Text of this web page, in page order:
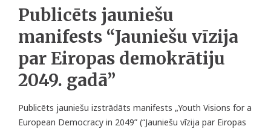
Publicēts jauniešu
manifests “Jauniešu vīzija
par Eiropas demokrātiju
2049. gadā”
Publicēts jauniešu izstrādāts manifests „Youth Visions for a
European Democracy in 2049” (“Jauniešu vīzija par Eiropas